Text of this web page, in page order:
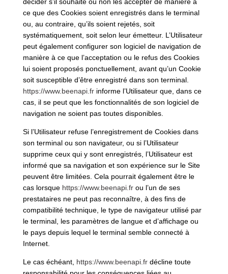
ce que des Cookies soient enregistrés dans le terminal
ou, au contraire, qu’ils soient rejetés, soit
systématiquement, soit selon leur émetteur. L’Utilisateur
peut également configurer son logiciel de navigation de
manière à ce que l’acceptation ou le refus des Cookies
lui soient proposés ponctuellement, avant qu’un Cookie
soit susceptible d’être enregistré dans son terminal.
https://www.beenapi.frinforme l’Utilisateur que, dans ce
cas, il se peut que les fonctionnalités de son logiciel de
navigation ne soient pas toutes disponibles.
Si l’Utilisateur refuse l’enregistrement de Cookies dans
son terminal ou son navigateur, ou si l’Utilisateur
supprime ceux qui y sont enregistrés, l’Utilisateur est
informé que sa navigation et son expérience sur le Site
peuvent être limitées. Cela pourrait également être le
cas lorsquehttps://www.beenapi.frou l’un de ses
prestataires ne peut pas reconnaître, à des fins de
compatibilité technique, le type de navigateur utilisé par
le terminal, les paramètres de langue et d’affichage ou
le pays depuis lequel le terminal semble connecté à
Internet.
Le cas échéant, https://www.beenapi.frdécline toute